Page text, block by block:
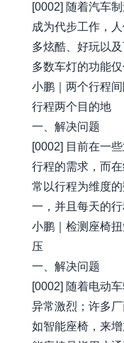
[0002] 随着汽车
成为代步工作，
多炫酷、好玩以
多数车灯的功能
小鹏｜两个行程
行程两个目的地
一、解决问题
[0002] 目前在一
行程的需求，而
常以行程为维度
一，并且每天的
小鹏｜检测座椅
压
一、解决问题
[0002] 随着电动
异常激烈；许多
如智能座椅，来